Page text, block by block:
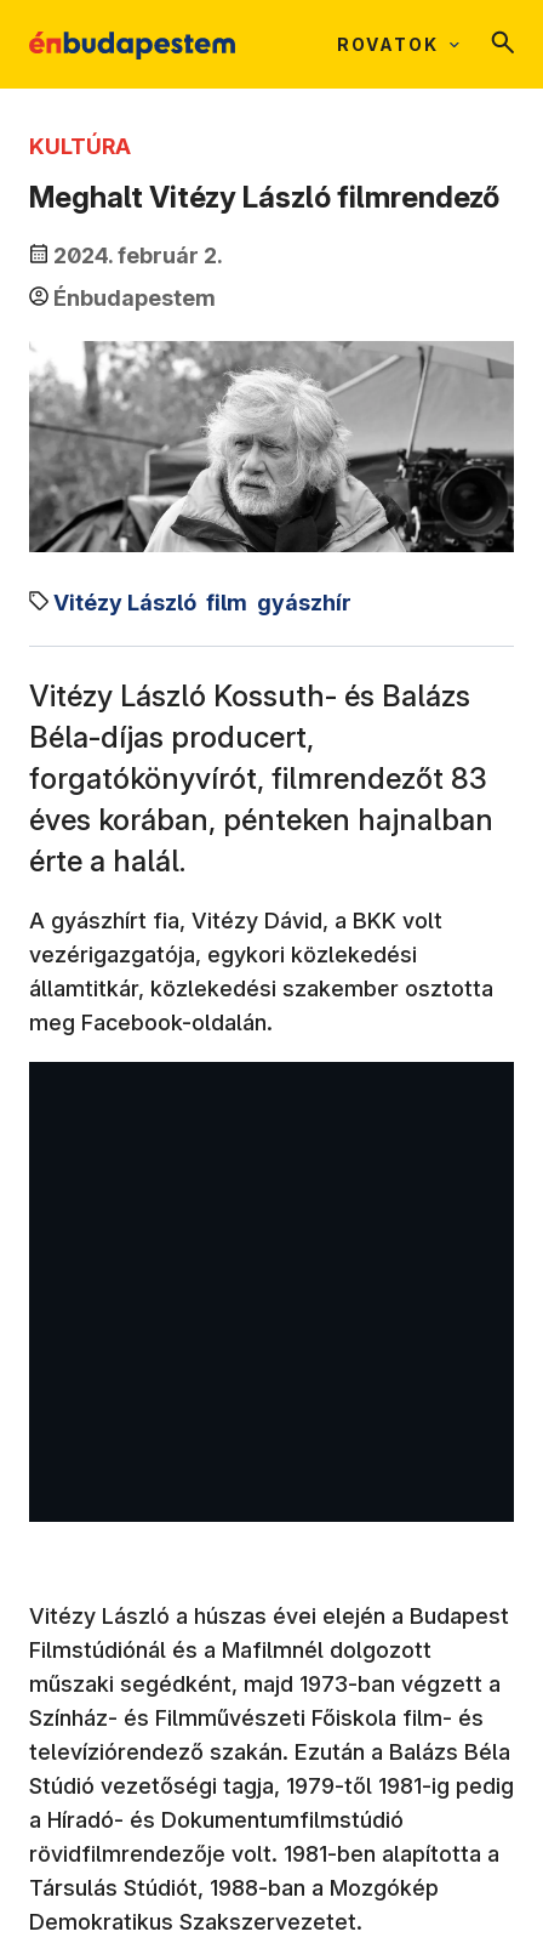
ROVATOK
KULTÚRA
Meghalt Vitézy László filmrendező
2024. február 2.
Énbudapestem
Vitézy László film gyászhír
Vitézy László Kossuth- és Balázs
Béla-díjas producert,
forgatókönyvírót, filmrendezőt 83
éves korában, pénteken hajnalban
érte a halál.
A gyászhírt fia, Vitézy Dávid, a BKK volt
vezérigazgatója, egykori közlekedési
államtitkár, közlekedési szakember osztotta
meg Facebook-oldalán.
Vitézy László a húszas évei elején a Budapest
Filmstúdiónál és a Mafilmnél dolgozott
műszaki segédként, majd 1973-ban végzett a
Színház- és Filmművészeti Főiskola film- és
televíziórendező szakán. Ezután a Balázs Béla
Stúdió vezetőségi tagja, 1979-től 1981-ig pedig
a Híradó- és Dokumentumfilmstúdió
rövidfilmrendezője volt. 1981-ben alapította a
Társulás Stúdiót, 1988-ban a Mozgókép
Demokratikus Szakszervezetet.